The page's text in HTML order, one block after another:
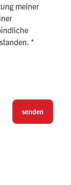
meiner
*
senden